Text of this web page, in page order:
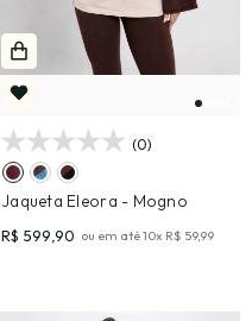
(0)
Jaqueta Eleora - Mogno
R$ 599,90 ou em até10x R$ 59,99